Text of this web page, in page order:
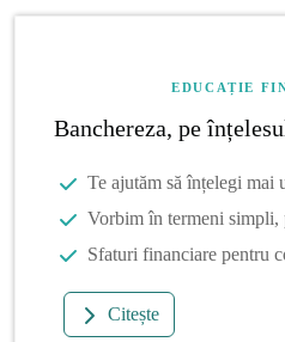
EDUCAȚIE
Banchereza, pe
Te ajutăm să înțelegi mai
Vorbim în termeni simpli,
Sfaturi financiare pentru
Citește